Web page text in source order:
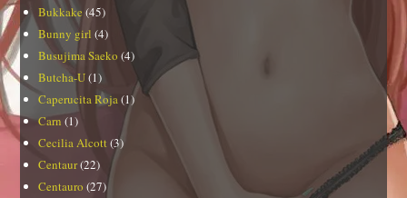
Bukkake (45)
Bunny girl (4)
Busujima Saeko (4)
Butcha-U(1)
Caperucita Roja(1)
Carn (1)
Cecilia Alcott(3)
Centaur(22)
Centauro (27)